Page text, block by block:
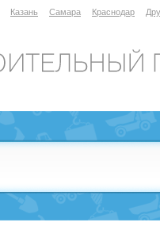
Казань Самара Краснодар